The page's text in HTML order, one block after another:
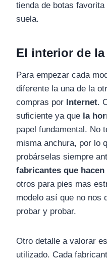
tienda de botas
suela.
El interior de
Para empezar cada
diferente la una de la
compras por Internet.
suficiente ya que la
papel fundamental. No
misma anchura, por lo
probárselas siempre
fabricantes que
otros para pies mas
modelo así que no nos
probar y probar.
Otro detalle a valorar
utilizado. Cada